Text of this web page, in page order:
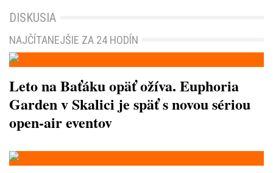
DISKUSIA
NAJČÍTANEJŠIE ZA 24 HODÍN
Leto na Baťáku opäť ožíva. Euphoria
Garden v Skalici je späť s novou sériou
open-air eventov